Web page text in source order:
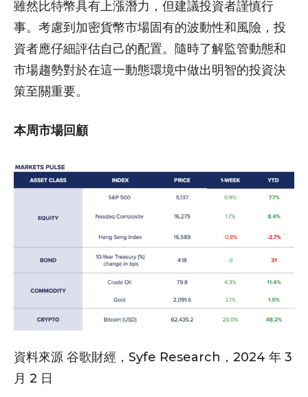
雖然比特幣具有上漲潛力，但建議投資者謹慎行
事。考慮到加密貨幣市場固有的波動性和風險，投
資者應仔細評估自己的配置。隨時了解監管動態和
市場趨勢對於在這一動態環境中做出明智的投資決
策至關重要。
本周市場回顧
資料來源 谷歌財經，Syfe Research，2024 年 3
月 2 日